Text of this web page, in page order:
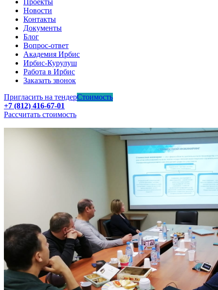
Проекты
Новости
Контакты
Документы
Блог
Вопрос-ответ
Академия Ирбис
Ирбис-Курулуш
Работа в Ирбис
Заказать звонок
Пригласить на тендерСтоимость
+7 (812) 416-67-01
Рассчитать стоимость